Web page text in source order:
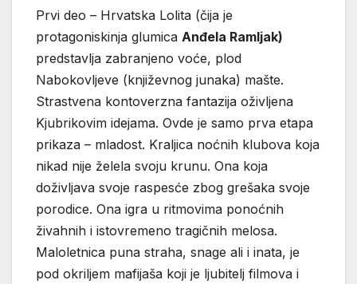
Prvi deo – Hrvatska Lolita (čija je
protagoniskinja glumica Anđela Ramljak)
predstavlja zabranjeno voće, plod
Nabokovljeve (književnog junaka) mašte.
Strastvena kontoverzna fantazija oživljena
Kjubrikovim idejama. Ovde je samo prva etapa
prikaza – mladost. Kraljica noćnih klubova koja
nikad nije želela svoju krunu. Ona koja
doživljava svoje raspesće zbog grešaka svoje
porodice. Ona igra u ritmovima ponoćnih
živahnih i istovremeno tragičnih melosa.
Maloletnica puna straha, snage ali i inata, je
pod okriljem mafijaša koji je ljubitelj filmova i